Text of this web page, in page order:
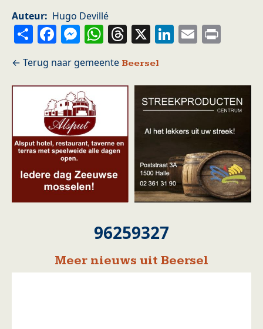
Auteur
Hugo Devillé
ShareFacebook
Messenger
WhatsApp
Threads
X LinkedIn
Email
Beersel
96259327
Meer nieuws uit Beersel